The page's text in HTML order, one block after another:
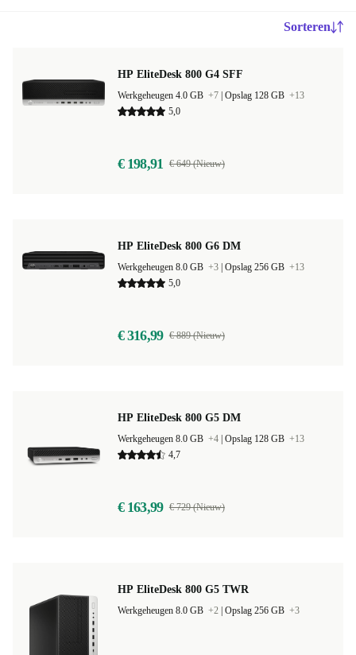
Sorteren
HP EliteDesk 800 G4 SFF
Werkgeheugen 4.0 GB +7 Opslag 128 GB +13
5,0
€ 198,91 € 649 (Nieuw)
HP EliteDesk 800 G6 DM
Werkgeheugen 8.0 GB +3 Opslag 256 GB +13
5,0
€ 316,99 € 889 (Nieuw)
HP EliteDesk 800 G5 DM
Werkgeheugen 8.0 GB +4 Opslag 128 GB +13
4,7
€ 163,99 € 729 (Nieuw)
HP EliteDesk 800 G5 TWR
Werkgeheugen 8.0 GB +2 Opslag 256 GB +3